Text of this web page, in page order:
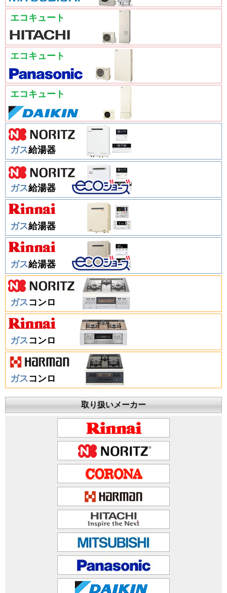
エコキュート
エコキュート
エコキュート
ガス給湯器
ガス給湯器
ガス給湯器
ガス給湯器
ガスコンロ
ガスコンロ
ガスコンロ
取り扱いメーカー